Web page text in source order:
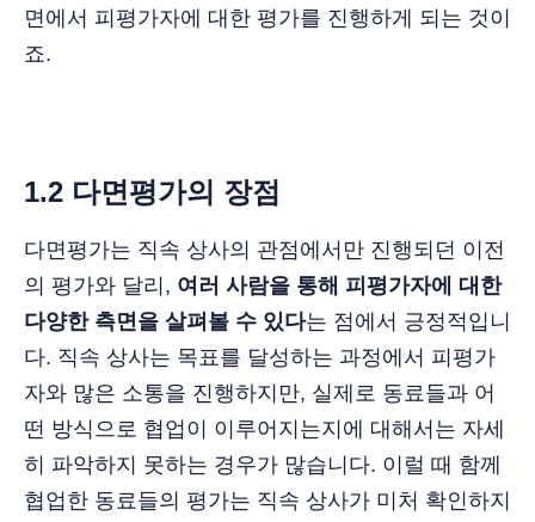
면에서 피평가자에 대한 평가를 진행하게 되는 것이
죠.
1.2 다면평가의 장점
다면평가는 직속 상사의 관점에서만 진행되던 이전
의 평가와 달리, 여러 사람을 통해 피평가자에 대한
다양한 측면을 살펴볼 수 있다는 점에서 긍정적입니
다. 직속 상사는 목표를 달성하는 과정에서 피평가
자와 많은 소통을 진행하지만, 실제로 동료들과 어
떤 방식으로 협업이 이루어지는지에 대해서는 자세
히 파악하지 못하는 경우가 많습니다. 이럴 때 함께
협업한 동료들의 평가는 직속 상사가 미처 확인하지